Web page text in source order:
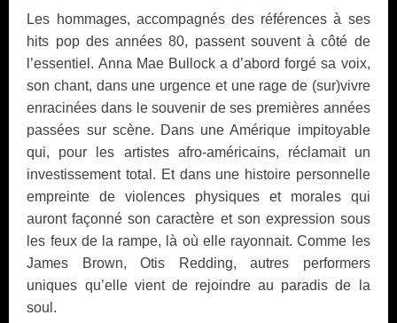
Les hommages, accompagnés des références à ses
hits pop des années 80, passent souvent à côté de
l’essentiel. Anna Mae Bullock a d’abord forgé sa voix,
son chant, dans une urgence et une rage de (sur)vivre
enracinées dans le souvenir de ses premières années
passées sur scène. Dans une Amérique impitoyable
qui, pour les artistes afro-américains, réclamait un
investissement total. Et dans une histoire personnelle
empreinte de violences physiques et morales qui
auront façonné son caractère et son expression sous
les feux de la rampe, là où elle rayonnait. Comme les
James Brown, Otis Redding, autres performers
uniques qu’elle vient de rejoindre au paradis de la
soul.